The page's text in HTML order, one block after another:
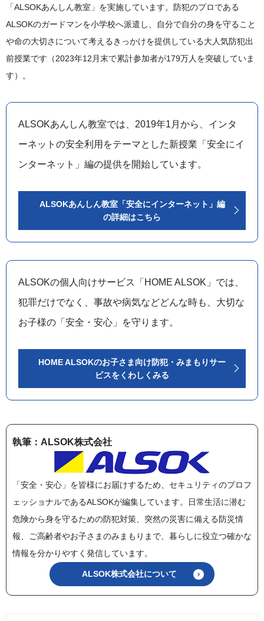
「ALSOKあんしん教室」を実施しています。防犯のプロである
ALSOKのガードマンを小学校へ派遣し、自分で自分の身を守ること
や命の大切さについて考えるきっかけを提供している大人気防犯出
前授業です（2023年12月末で累計参加者が179万人を突破していま
す）。
ALSOKあんしん教室では、2019年1月から、インタ
ーネットの安全利用をテーマとした新授業「安全にイ
ンターネット」編の提供を開始しています。
ALSOKあんしん教室「安全にインターネット」編
の詳細はこちら
ALSOKの個人向けサービス「HOME ALSOK」では、
犯罪だけでなく、事故や病気などどんな時も、大切な
お子様の「安全・安心」を守ります。
HOME ALSOKのお子さま向け防犯・みまもりサー
ビスをくわしくみる
執筆：ALSOK株式会社
「安全・安心」を皆様にお届けするため、セキュリティのプロフ
ェッショナルであるALSOKが編集しています。日常生活に潜む
危険から身を守るための防犯対策、突然の災害に備える防災情
報、ご高齢者やお子さまのみまもりまで、暮らしに役立つ確かな
情報を分かりやすく発信しています。
ALSOK株式会社について